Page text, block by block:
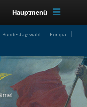
Hauptmenü
Bundestagswahl
Europa